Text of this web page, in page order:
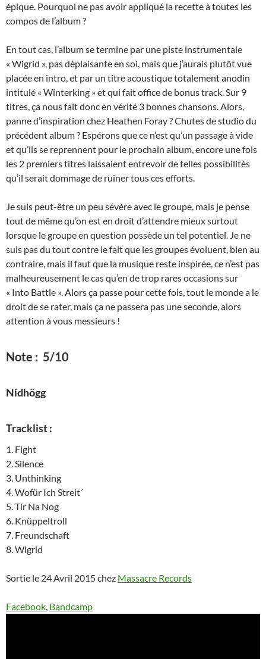
épique. Pourquoi ne pas avoir appliqué la recette à toutes les
compos de l’album ?
En tout cas, l’album se termine par une piste instrumentale
« Wigrid », pas déplaisante en soi, mais que j’aurais plutôt vue
placée en intro, et par un titre acoustique totalement anodin
intitulé « Winterking » et qui fait office de bonus track. Sur 9
titres, ça nous fait donc en vérité 3 bonnes chansons. Alors,
panne d’inspiration chez Heathen Foray ? Chutes de studio du
précédent album ? Espérons que ce n’est qu’un passage à vide
et qu’ils se reprennent pour le prochain album, encore une fois
les 2 premiers titres laissaient entrevoir de telles possibilités
qu’il serait dommage de ruiner tous ces efforts.
Je suis peut-être un peu sévère avec le groupe, mais je pense
tout de même qu’on est en droit d’attendre mieux surtout
lorsque le groupe en question possède un tel potentiel. Je ne
suis pas du tout contre le fait que les groupes évoluent, bien au
contraire, mais il faut que la musique reste inspirée, ce n’est pas
malheureusement le cas qu’en de trop rares occasions sur
« Into Battle ». Alors ça passe pour cette fois, tout le monde a le
droit de se rater, mais ça ne passera pas une seconde, alors
attention à vous messieurs !
Note : 5/10
Nidhögg
Tracklist :
1. Fight
2. Silence
3. Unthinking
4. Wofür Ich Streit´
5. Tír Na Nog
6. Knüppeltroll
7. Freundschaft
8. Wigrid
Sortie le 24 Avril 2015 chez Massacre Records
Facebook, Bandcamp